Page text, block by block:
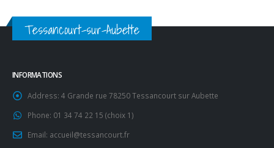
Tessancourt-sur-Aubette
INFORMATIONS
Address: 4 Grande rue 78250 Tessancourt sur Aubette
Phone: 01 34 74 22 15 (choix 1)
Email: accueil@tessancourt.fr